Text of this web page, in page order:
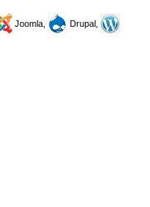
Joomla,
Drupal,